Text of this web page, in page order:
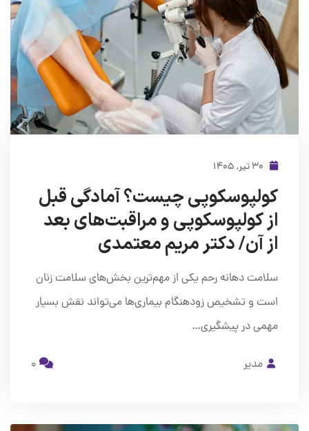
کولپوسکوپی چیست؟ آمادگی قبل
از کولپوسکوپی و مراقبت‌های بعد
از آن/ دکتر مریم معتمدی
سلامت دهانه رحم یکی از مهم‌ترین بخش‌های سلامت زنان
است و تشخیص زودهنگام بیماری‌ها می‌تواند نقش بسیار
مهمی در پیشگیری…
مدیر